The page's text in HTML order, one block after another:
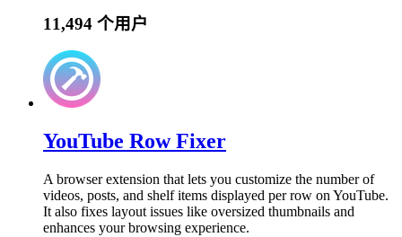
11,494 个用户
YouTube Row Fixer
A browser extension that lets you customize the number of
videos, posts, and shelf items displayed per row on YouTube.
It also fixes layout issues like oversized thumbnails and
enhances your browsing experience.